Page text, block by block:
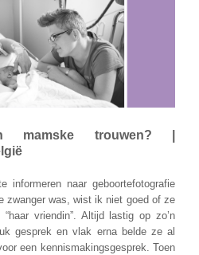
trouwen? |
informeren naar geboortefotografie
zwanger was, wist ik niet goed of ze
vriendin”. Altijd lastig op zo’n
gesprek en vlak erna belde ze al
een kennismakingsgesprek. Toen